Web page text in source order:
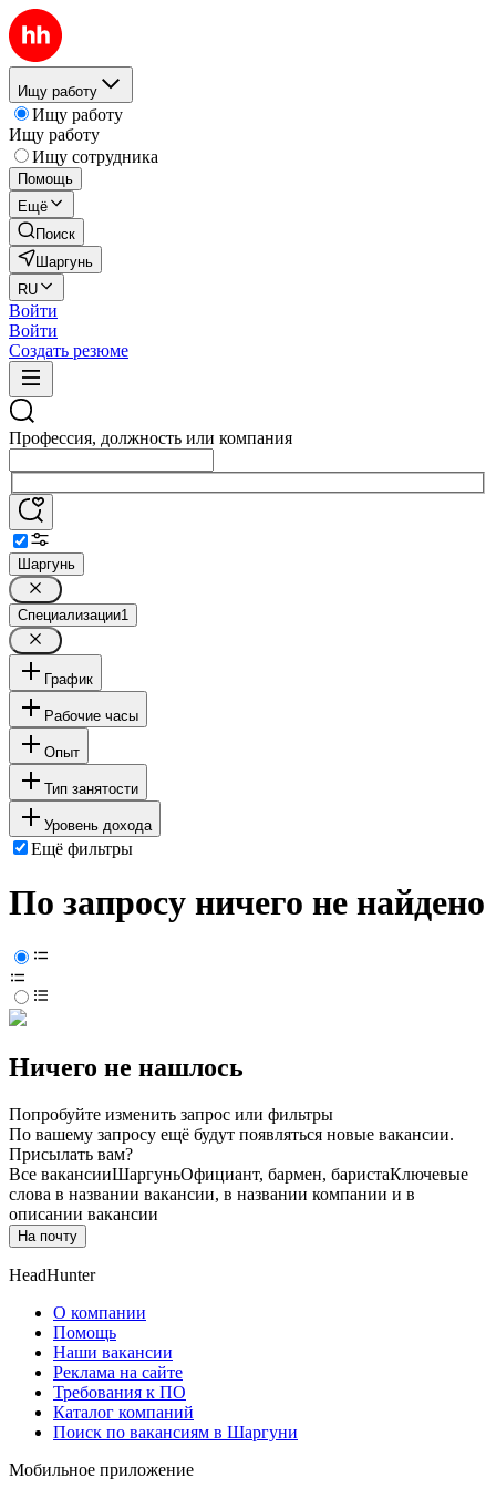
Ищу работу
Ищу работу
Ищу работу
Ищу сотрудника
Помощь
Ещё
Поиск
Шаргунь
RU
Войти
Войти
Создать резюме
Профессия, должность или компания
Шаргунь
Специализации1
График
Рабочие часы
Опыт
Тип занятости
Уровень дохода
Ещё фильтры
По запросу ничего не найдено
Ничего не нашлось
Попробуйте изменить запрос или фильтры
По вашему запросу ещё будут появляться новые вакансии.
Присылать вам?
Все вакансииШаргуньОфициант, бармен, баристаКлючевые
слова в названии вакансии, в названии компании и в
описании вакансии
На почту
HeadHunter
О компании
Помощь
Наши вакансии
Реклама на сайте
Требования к ПО
Каталог компаний
Поиск по вакансиям в Шаргуни
Мобильное приложение